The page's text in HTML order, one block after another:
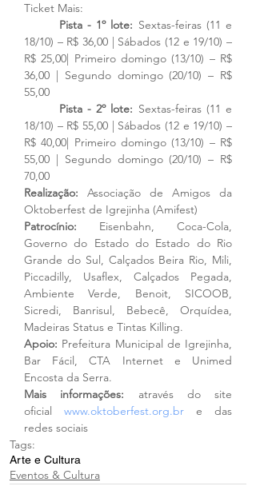
Ticket Mais:
Pista - 1º lote: Sextas-feiras (11 e
18/10) – R$ 36,00 | Sábados (12 e 19/10) –
R$ 25,00| Primeiro domingo (13/10) – R$
36,00 | Segundo domingo (20/10) – R$
55,00
Pista - 2º lote: Sextas-feiras (11 e
18/10) – R$ 55,00 | Sábados (12 e 19/10) –
R$ 40,00| Primeiro domingo (13/10) – R$
55,00 | Segundo domingo (20/10) – R$
70,00
Realização: Associação de Amigos da
Oktoberfest de Igrejinha (Amifest)
Patrocínio: Eisenbahn, Coca-Cola,
Governo do Estado do Estado do Rio
Grande do Sul, Calçados Beira Rio, Mili,
Piccadilly, Usaflex, Calçados Pegada,
Ambiente Verde, Benoit, SICOOB,
Sicredi, Banrisul, Bebecê, Orquídea,
Madeiras Status e Tintas Killing.
Apoio: Prefeitura Municipal de Igrejinha,
Bar Fácil, CTA Internet e Unimed
Encosta da Serra.
Mais informações: através do site
oficial
www.oktoberfest.org.br e das
redes sociais
Tags:
Arte e Cultura
Eventos & Cultura